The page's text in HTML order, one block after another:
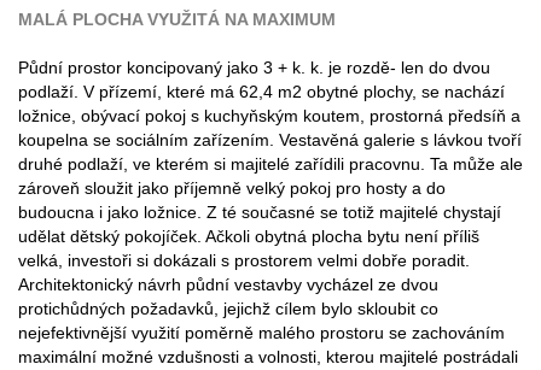
MALÁ PLOCHA VYUŽITÁ NA MAXIMUM
Půdní prostor koncipovaný jako 3 + k. k. je rozdě- len do dvou
podlaží. V přízemí, které má 62,4 m2 obytné plochy, se nachází
ložnice, obývací pokoj s kuchyňským koutem, prostorná předsíň a
koupelna se sociálním zařízením. Vestavěná galerie s lávkou tvoří
druhé podlaží, ve kterém si majitelé zařídili pracovnu. Ta může ale
zároveň sloužit jako příjemně velký pokoj pro hosty a do
budoucna i jako ložnice. Z té současné se totiž majitelé chystají
udělat dětský pokojíček. Ačkoli obytná plocha bytu není příliš
velká, investoři si dokázali s prostorem velmi dobře poradit.
Architektonický návrh půdní vestavby vycházel ze dvou
protichůdných požadavků, jejichž cílem bylo skloubit co
nejefektivnější využití poměrně malého prostoru se zachováním
maximální možné vzdušnosti a volnosti, kterou majitelé postrádali